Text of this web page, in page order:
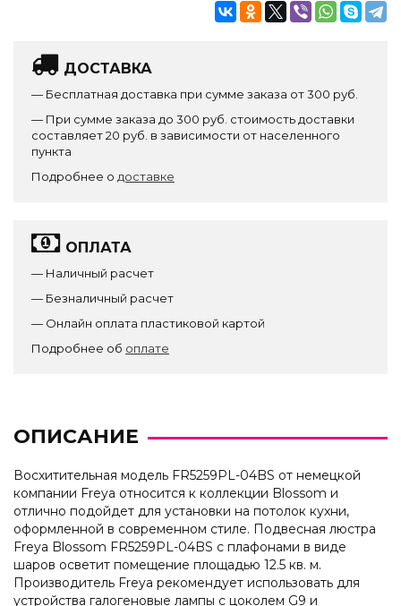
ДОСТАВКА
— Бесплатная доставка при сумме заказа от 300 руб.
— При сумме заказа до 300 руб. стоимость доставки
составляет 20 руб. в зависимости от населенного
пункта
Подробнее о доставке
ОПЛАТА
— Наличный расчет
— Безналичный расчет
— Онлайн оплата пластиковой картой
Подробнее об оплате
ОПИСАНИЕ
Восхитительная модель FR5259PL-04BS от немецкой
компании Freya относится к коллекции Blossom и
отлично подойдет для установки на потолок кухни,
оформленной в современном стиле. Подвесная люстра
Freya Blossom FR5259PL-04BS с плафонами в виде
шаров осветит помещение площадью 12.5 кв. м.
Производитель Freya рекомендует использовать для
устройства галогеновые лампы с цоколем G9 и